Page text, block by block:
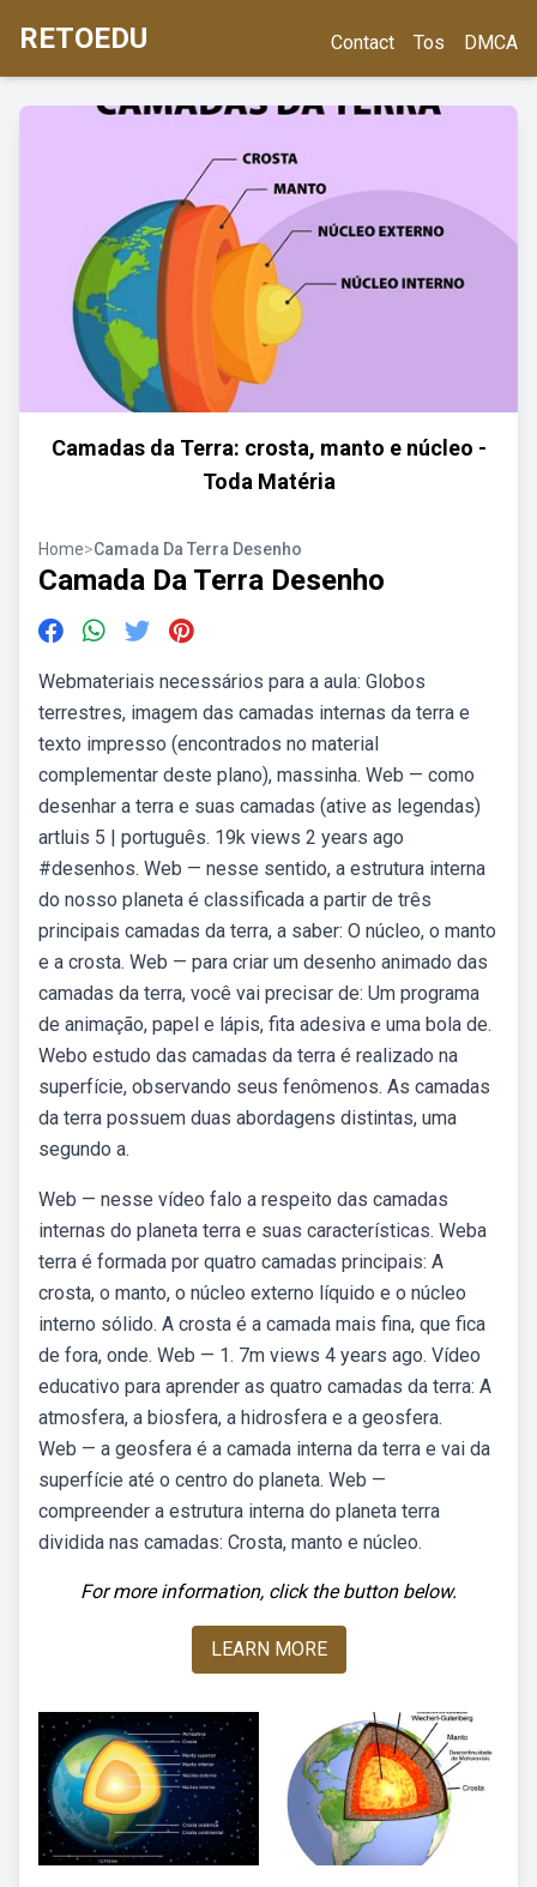
RETOEDU Contact Tos DMCA
Camadas da Terra: crosta, manto e núcleo -
Toda Matéria
Home>Camada Da Terra Desenho
Camada Da Terra Desenho
Webmateriais necessários para a aula: Globos
terrestres, imagem das camadas internas da terra e
texto impresso (encontrados no material
complementar deste plano), massinha. Web — como
desenhar a terra e suas camadas (ative as legendas)
artluis 5 | português. 19k views 2 years ago
#desenhos. Web — nesse sentido, a estrutura interna
do nosso planeta é classificada a partir de três
principais camadas da terra, a saber: O núcleo, o manto
e a crosta. Web — para criar um desenho animado das
camadas da terra, você vai precisar de: Um programa
de animação, papel e lápis, fita adesiva e uma bola de.
Webo estudo das camadas da terra é realizado na
superfície, observando seus fenômenos. As camadas
da terra possuem duas abordagens distintas, uma
segundo a.
Web — nesse vídeo falo a respeito das camadas
internas do planeta terra e suas características. Weba
terra é formada por quatro camadas principais: A
crosta, o manto, o núcleo externo líquido e o núcleo
interno sólido. A crosta é a camada mais fina, que fica
de fora, onde. Web — 1. 7m views 4 years ago. Vídeo
educativo para aprender as quatro camadas da terra: A
atmosfera, a biosfera, a hidrosfera e a geosfera.
Web — a geosfera é a camada interna da terra e vai da
superfície até o centro do planeta. Web —
compreender a estrutura interna do planeta terra
dividida nas camadas: Crosta, manto e núcleo.
For more information, click the button below.
LEARN MORE